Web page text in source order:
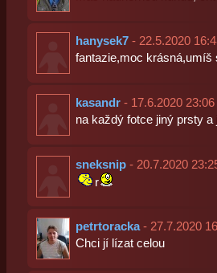
hanysek7- 22.5.2020
fantazie,moc krásná,umíš
kasandr- 17.6.2020 23:06
na každý fotce jiný prsty
sneksnip- 20.7.2020
r
petrtoracka- 27.7.2020
Chci jí lízat celou